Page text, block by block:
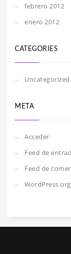
febrero 2012
enero 2012
CATEGORIES
Uncategorized
META
Acceder
Feed de
Feed de
WordPress.org